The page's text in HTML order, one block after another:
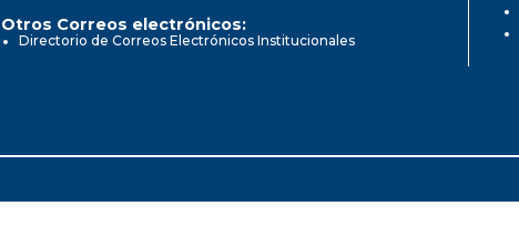
Otros Correos electrónicos:
Directorio de Correos Electrónicos Institucionales